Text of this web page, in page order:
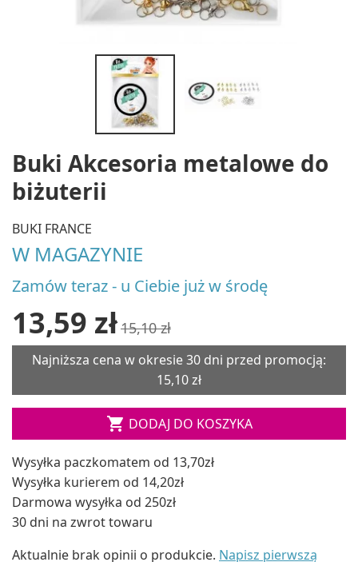
Buki Akcesoria metalowe do
biżuterii
BUKI FRANCE
W MAGAZYNIE
Zamów teraz - u Ciebie już w środę
13,59 zł15,10 zł
Najniższa cena w okresie 30 dni przed promocją:
15,10 zł
 DODAJ DO KOSZYKA
Wysyłka paczkomatem od 13,70zł
Wysyłka kurierem od 14,20zł
Darmowa wysyłka od 250zł
30 dni na zwrot towaru
Aktualnie brak opinii o produkcie. Napisz pierwszą